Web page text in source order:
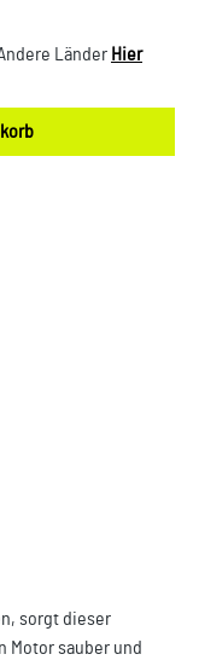
Länder Hier
ein oder
sorgt dieser
Motor sauber und